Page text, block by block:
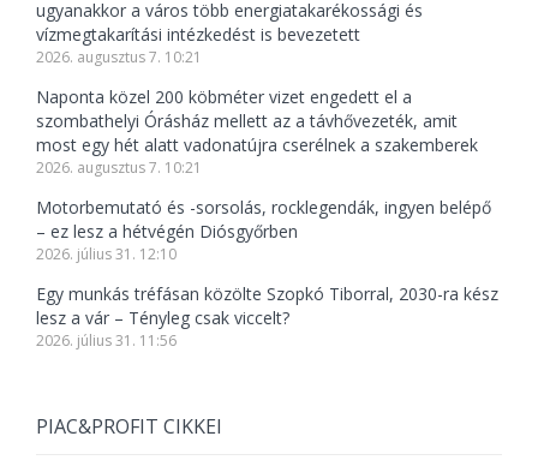
ugyanakkor a város több energiatakarékossági és
vízmegtakarítási intézkedést is bevezetett
2026. augusztus 7. 10:21
Naponta közel 200 köbméter vizet engedett el a
szombathelyi Órásház mellett az a távhővezeték, amit
most egy hét alatt vadonatújra cserélnek a szakemberek
2026. augusztus 7. 10:21
Motorbemutató és -sorsolás, rocklegendák, ingyen belépő
– ez lesz a hétvégén Diósgyőrben
2026. július 31. 12:10
Egy munkás tréfásan közölte Szopkó Tiborral, 2030-ra kész
lesz a vár – Tényleg csak viccelt?
2026. július 31. 11:56
PIAC&PROFIT CIKKEI